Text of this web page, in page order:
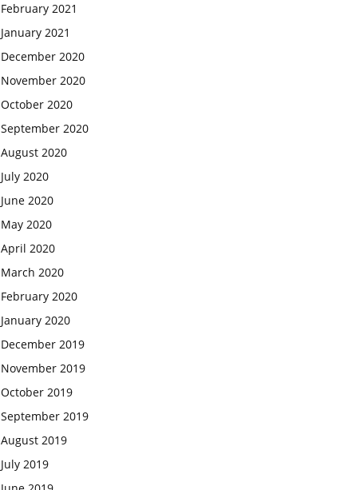
February 2021
January 2021
December 2020
November 2020
October 2020
September 2020
August 2020
July 2020
June 2020
May 2020
April 2020
March 2020
February 2020
January 2020
December 2019
November 2019
October 2019
September 2019
August 2019
July 2019